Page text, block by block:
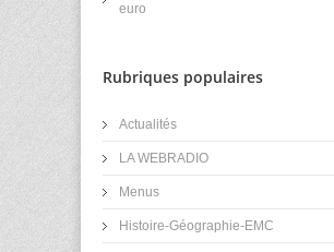
euro
Rubriques populaires
Actualités
LA WEBRADIO
Menus
Histoire-Géographie-EMC